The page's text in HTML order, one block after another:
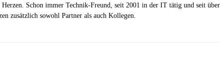
Schon immer Technik-Freund, seit 2001 in der IT tätig und seit
zusätzlich sowohl Partner als auch Kollegen.